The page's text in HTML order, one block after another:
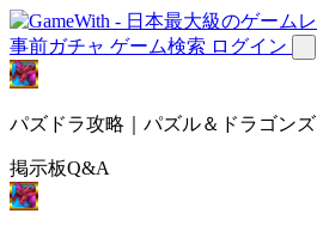
事前ガチャ ゲーム検索 ログイン
パズドラ攻略｜パズル＆ドラゴンズ
掲示板Q&A